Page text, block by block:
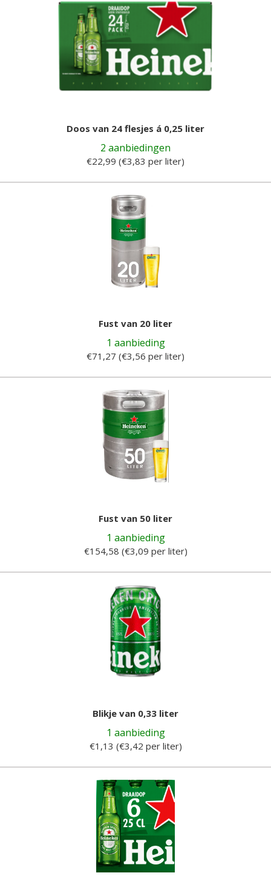
Doos van 24 flesjes á 0,25 liter
2 aanbiedingen
€22,99 (€3,83 per liter)
Fust van 20 liter
1 aanbieding
€71,27 (€3,56 per liter)
Fust van 50 liter
1 aanbieding
€154,58 (€3,09 per liter)
Blikje van 0,33 liter
1 aanbieding
€1,13 (€3,42 per liter)